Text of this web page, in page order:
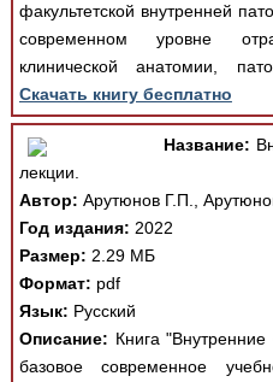
факультетской внутренней
современном уровне
клинической анатомии,
Скачать книгу бесплатно
Название:
лекции.
Автор: Арутюнов Г.П.,
Год издания: 2022
Размер: 2.29 МБ
Формат: pdf
Язык: Русский
Описание: Книга
базовое современное